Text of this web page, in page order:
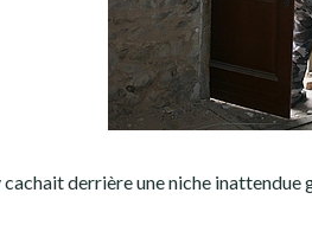
derrière une niche inattendue